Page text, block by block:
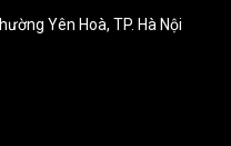
Yên Hoà, TP. Hà Nội